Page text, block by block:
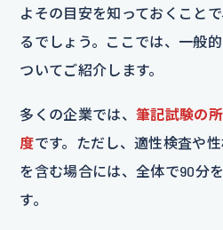
よその目安を知っておくこと
るでしょう。ここでは、一般
ついてご紹介します。
多くの企業では、 筆記試験の
度です。ただし、適性検査や
を含む場合には、全体で90分
す。